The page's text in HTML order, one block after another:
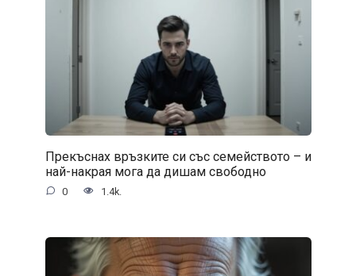
Прекъснах връзките си със семейството – и
най-накрая мога да дишам свободно
0 1.4k.